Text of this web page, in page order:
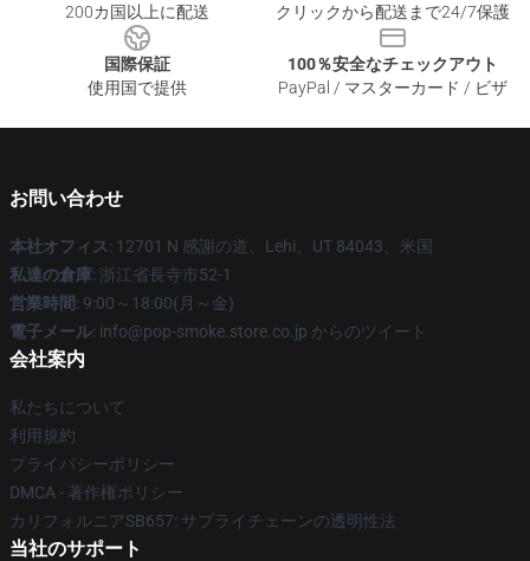
200カ国以上に配送
クリックから配送まで24/7保護
国際保証
使用国で提供
100％安全なチェックアウト
PayPal / マスターカード / ビザ
お問い合わせ
本社オフィス: 12701 N 感謝の道、Lehi、UT 84043、米国
私達の倉庫: 浙江省長寺市52-1
営業時間: 9:00～18:00(月～金)
電子メール: info@pop-smoke.store.co.jp からのツイート
会社案内
私たちについて
利用規約
プライバシーポリシー
DMCA - 著作権ポリシー
カリフォルニアSB657: サプライチェーンの透明性法
当社のサポート